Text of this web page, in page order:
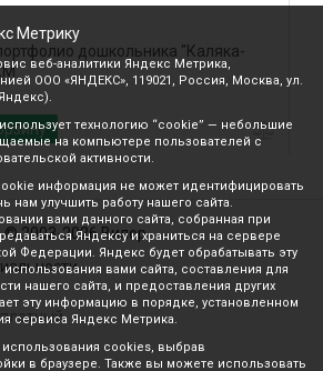
дошкольника "Каляка-
2003-2026 Вилор
Метрику
веб-аналитики Яндекс Метрика,
ООО «ЯНДЕКС», 119021, Россия, Москва, ул.
технологию “cookie” — небольшие
на компьютере пользователей с
активности.
информация не может идентифицировать
нам улучшить работу нашего сайта.
вами данного сайта, собранная при
Яндексу и храниться на сервере
Федерации. Яндекс будет обрабатывать эту
вами сайта, составления для
нашего сайта, и предоставления других
эту информацию в порядке, установленном
сервиса Яндекс Метрика.
использования cookies, выбрав
в браузере. Также вы можете использовать